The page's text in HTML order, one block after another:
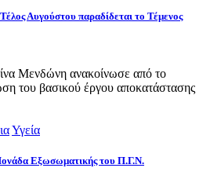
Αυγούστου παραδίδεται το Τέμενος
Μενδώνη ανακοίνωσε από το
του βασικού έργου αποκατάστασης
Υγεία
Εξωσωματικής του Π.Γ.Ν.